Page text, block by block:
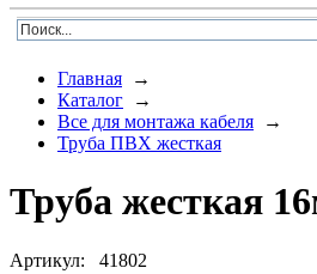
Главная →
Каталог →
Все для монтажа кабеля →
Труба ПВХ жесткая
Труба жесткая
Артикул: 41802